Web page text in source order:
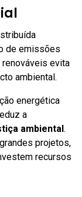
de emissões
renováveis evita
ambiental.
energética
a
ambiental.
projetos,
recursos